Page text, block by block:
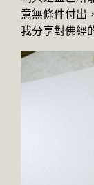
意無條件付出
我分享對佛經